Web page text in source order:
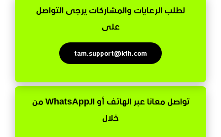
تواصل معانا عبر الهاتف أو الـWhatsApp من
خلال
لطلب الرعايات والمشاركات يرجى التواصل
على
tam.support@kfh.com